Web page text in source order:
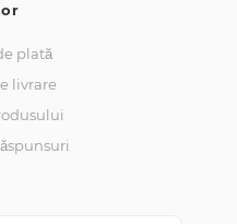
plată
livrare